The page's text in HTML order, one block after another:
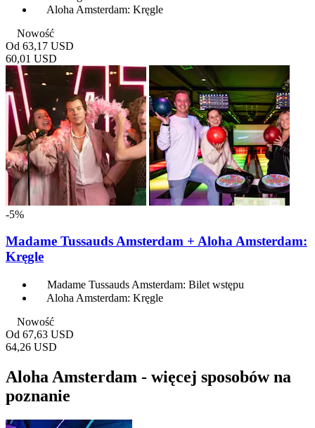
Aloha Amsterdam: Kręgle
Nowość
Od 63,17 USD
60,01 USD
-5%
Madame Tussauds Amsterdam + Aloha Amsterdam:
Kręgle
Madame Tussauds Amsterdam: Bilet wstępu
Aloha Amsterdam: Kręgle
Nowość
Od 67,63 USD
64,26 USD
Aloha Amsterdam - więcej sposobów na
poznanie